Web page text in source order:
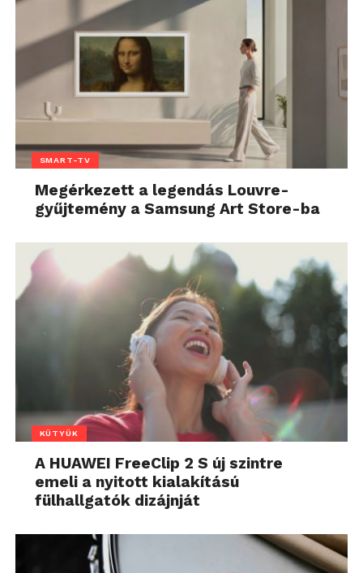
SMART-TV
Megérkezett a legendás Louvre-
gyűjtemény a Samsung Art Store-ba
KÜTYÜK
A HUAWEI FreeClip 2 S új szintre
emeli a nyitott kialakítású
fülhallgatók dizájnját